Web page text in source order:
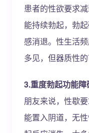
患者的性欲要求
能持续勃起，勃
感消退。性生活
多见，但器质性
3.重度勃起功能障
朋友来说，性歇
能置入阴道，无